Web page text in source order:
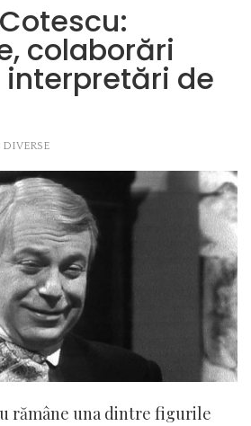
colaborări
interpretări de
DIVERSE
rămâne una dintre figurile